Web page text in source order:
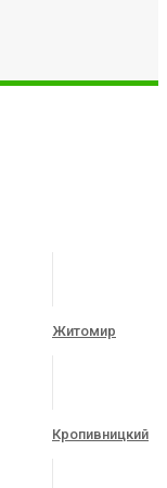
Житомир
Кропивницкий